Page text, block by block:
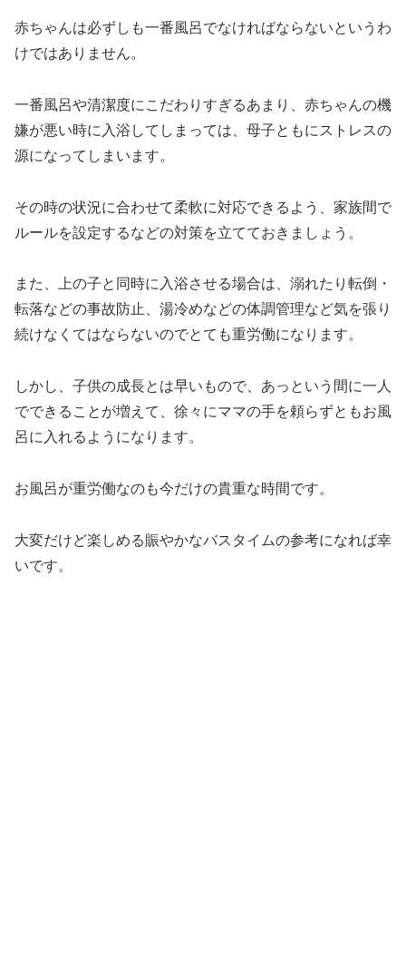
赤ちゃんは必ずしも一番風呂でなければならないというわ
けではありません。
一番風呂や清潔度にこだわりすぎるあまり、赤ちゃんの機
嫌が悪い時に入浴してしまっては、母子ともにストレスの
源になってしまいます。
その時の状況に合わせて柔軟に対応できるよう、家族間で
ルールを設定するなどの対策を立てておきましょう。
また、上の子と同時に入浴させる場合は、溺れたり転倒・
転落などの事故防止、湯冷めなどの体調管理など気を張り
続けなくてはならないのでとても重労働になります。
しかし、子供の成長とは早いもので、あっという間に一人
でできることが増えて、徐々にママの手を頼らずともお風
呂に入れるようになります。
お風呂が重労働なのも今だけの貴重な時間です。
大変だけど楽しめる賑やかなバスタイムの参考になれば幸
いです。